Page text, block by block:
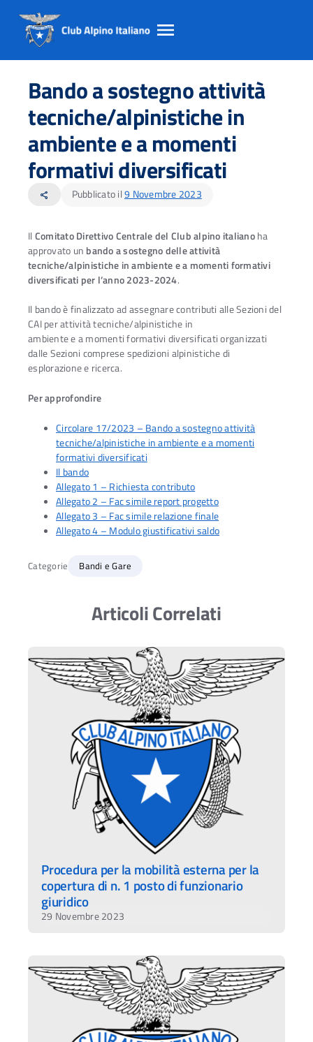
Salta
contento
principale
Salta
Salta
Bando a sostegno attività
tecniche/alpinistiche in
ambiente e a momenti
formativi diversificati
share Pubblicato il9 Novembre 2023
Il Comitato Direttivo Centrale del Club alpino italianoha
approvato un bando a sostegno delle attività
tecniche/alpinistiche in ambiente e a momenti formativi
diversificati per l’anno 2023-2024.
Il bando è finalizzato ad assegnare contributi alle Sezioni del
CAI per attività tecniche/alpinistiche in
ambiente e a momenti formativi diversificati organizzati
dalle Sezioni comprese spedizioni alpinistiche di
esplorazione e ricerca.
Per approfondire
Circolare 17/2023 – Bando a sostegno attività
tecniche/alpinistiche in ambiente e a momenti
formativi diversificati
Il bando
Allegato 1 – Richiesta contributo
Allegato 2 – Fac simile report progetto
Allegato 3 – Fac simile relazione finale
Allegato 4 – Modulo giustificativi saldo
Categorie Bandi e Gare
Articoli Correlati
Procedura per la mobilità esterna per la
copertura di n. 1 posto di funzionario
giuridico
29 Novembre 2023